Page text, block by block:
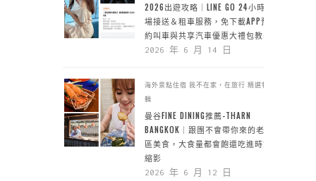
2026出遊攻略｜LINE GO 24小時機
場接送＆租車服務，免下載APP預
約叫車與共享汽車優惠大禮包教學
2026 年 6 月 14 日
海外景點住宿 我不在家，在旅行 精選特
輯
曼谷FINE DINING推薦-THARN
BANGKOK｜跟團不會帶你來的老城
區美食，大食量都會飽還吃進時空
縮影
2026 年 6 月 12 日